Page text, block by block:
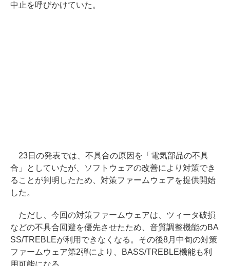
中止を呼びかけていた。
23日の発表では、不具合の原因を「電気部品の不具
合」としていたが、ソフトウェアの改善により対策でき
ることが判明したため、対策ファームウェアを提供開始
した。
ただし、今回の対策ファームウェアは、ツィータ破損
などの不具合回避を優先させたため、音質調整機能のBA
SS/TREBLEが利用できなくなる。その後8月中旬の対策
ファームウェア第2弾により、BASS/TREBLE機能も利
用可能になる。